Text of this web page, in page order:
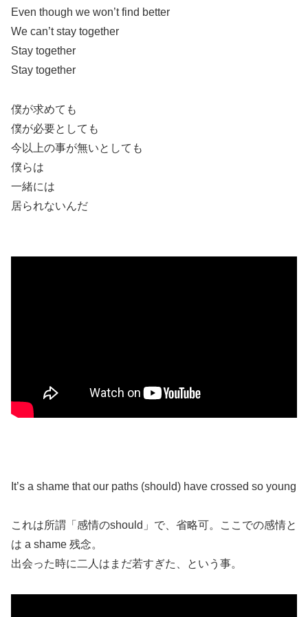
Even though we won’t find better
We can’t stay together
Stay together
Stay together
僕が求めても
僕が必要としても
今以上の事が無いとしても
僕らは
一緒には
居られないんだ
It’s a shame that our paths (should) have crossed so young
これは所謂「感情のshould」で、省略可。ここでの感情と
は a shame 残念。
出会った時に二人はまだ若すぎた、という事。